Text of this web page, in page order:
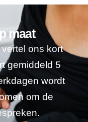
maat
ons kort
gemiddeld 5
wordt
om de